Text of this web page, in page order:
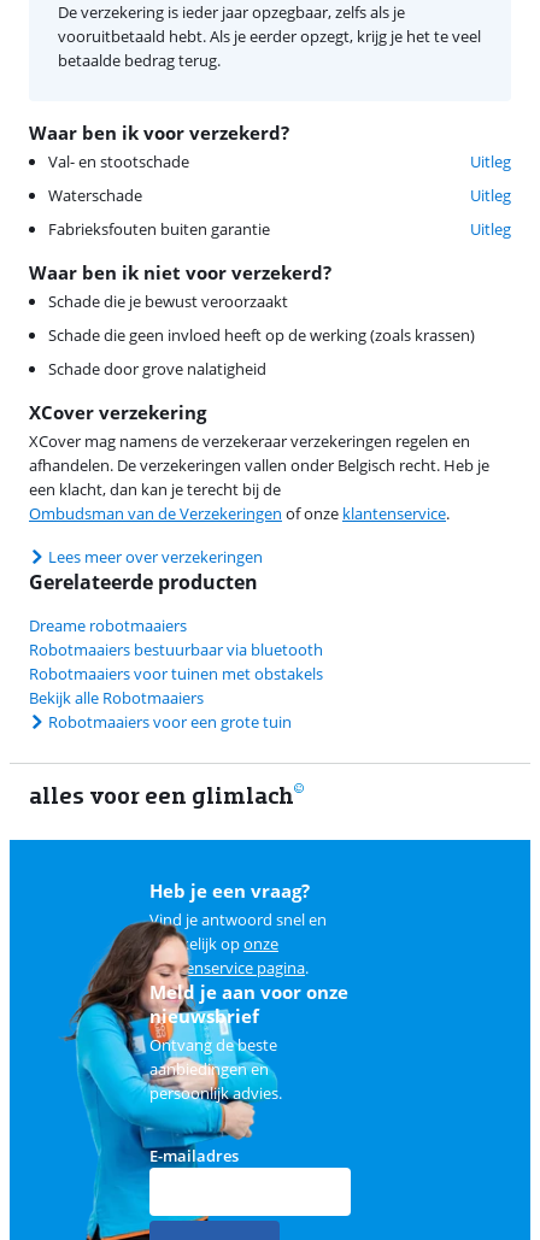
Waar ben ik voor verzekerd?
Val- en stootschade
Uitleg
Waterschade
Uitleg
Fabrieksfouten buiten garantie
Uitleg
Waar ben ik niet voor verzekerd?
Schade die je bewust veroorzaakt
Schade die geen invloed heeft op de werking (zoals krassen)
Schade door grove nalatigheid
XCover verzekering
XCover mag namens de verzekeraar verzekeringen regelen en
afhandelen. De verzekeringen vallen onder Belgisch recht. Heb je
een klacht, dan kan je terecht bij de
Ombudsman van de Verzekeringen of onze klantenservice.
Lees meer over verzekeringen
De verzekering is ieder jaar opzegbaar, zelfs als je
vooruitbetaald hebt. Als je eerder opzegt, krijg je het te veel
betaalde bedrag terug.
Gerelateerde producten
Dreame robotmaaiers
Robotmaaiers bestuurbaar via bluetooth
Robotmaaiers voor tuinen met obstakels
Bekijk alle Robotmaaiers
Robotmaaiers voor een grote tuin
alles voor een glimlach
Heb je een vraag?
Vind je antwoord snel en
makkelijk oponze
klantenservice pagina.
Meld je aan voor onze
nieuwsbrief
Ontvang de beste
aanbiedingen en
persoonlijk advies.
E-mailadres